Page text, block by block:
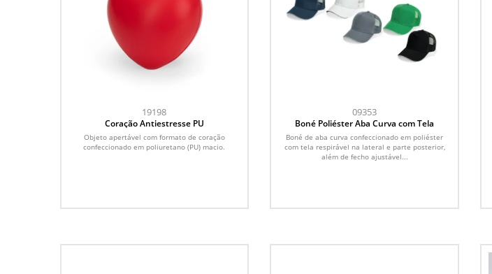
19198
Coração Antiestresse PU
Objeto apertável com formato de coração
confeccionado em poliuretano (PU) macio.
09353
Boné Poliéster Aba Curva com Tela
Boné de aba curva confeccionado em poliéster
com tela respirável na lateral e parte posterior,
além de fecho ajustável...